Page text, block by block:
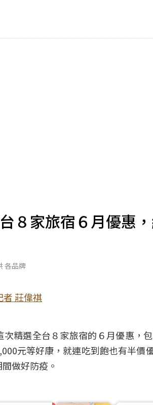
８家旅宿６月優惠
各品牌
者 莊偉祺
次精選全台８家旅宿的６月優惠，
元等好康，就連吃到飽也有半價
做好防疫。